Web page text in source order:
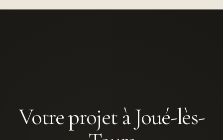
Votre projet à Joué-lès-